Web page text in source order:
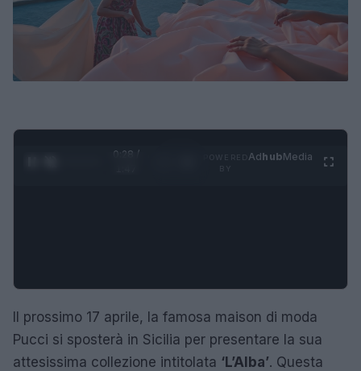
0:29 /
AdhubMedia
Il prossimo 17 aprile, la famosa maison di moda
Pucci si sposterà in Sicilia per presentare la sua
attesissima collezione intitolata ‘L’Alba’. Questa